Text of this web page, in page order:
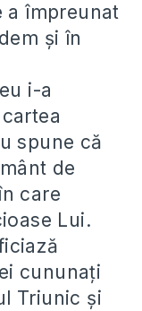
a împreunat
şi în
i-a
spune că
de
care
Lui.
cununaţi
Triunic şi